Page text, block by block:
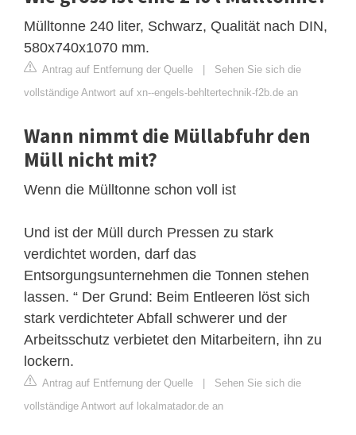
Mülltonne 240 liter, Schwarz, Qualität nach DIN,
580x740x1070 mm.
Antrag auf Entfernung der Quelle | Sehen Sie sich die
vollständige Antwort auf xn--engels-behltertechnik-f2b.de an
Wann nimmt die Müllabfuhr den
Müll nicht mit?
Wenn die Mülltonne schon voll ist
Und ist der Müll durch Pressen zu stark
verdichtet worden, darf das
Entsorgungsunternehmen die Tonnen stehen
lassen. “ Der Grund: Beim Entleeren löst sich
stark verdichteter Abfall schwerer und der
Arbeitsschutz verbietet den Mitarbeitern, ihn zu
lockern.
Antrag auf Entfernung der Quelle | Sehen Sie sich die
vollständige Antwort auf lokalmatador.de an